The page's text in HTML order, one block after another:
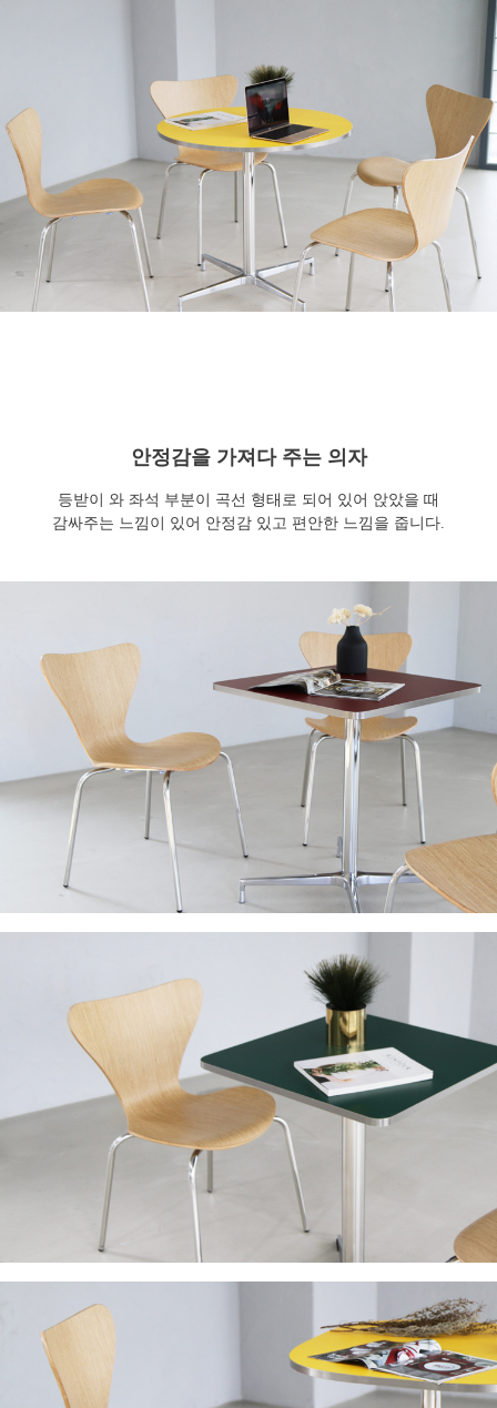
안정감을 가져다 주는 의자
등받이 와 좌석 부분이 곡선 형태로 되어 있어 앉았을 때
감싸주는 느낌이 있어 안정감 있고 편안한 느낌을 줍니다.